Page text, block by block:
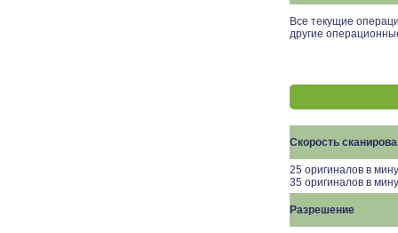
Все текущие
другие
Скорость
25 оригиналов в
35 оригиналов в
Разрешение